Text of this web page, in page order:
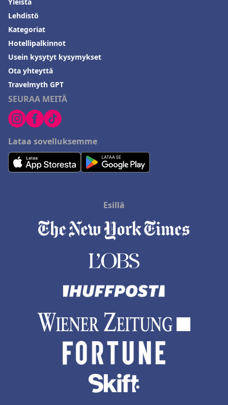
SEURAA MEITÄ
Lataa sovelluksemme
Lehdistö
Kategoriat
Hotellipalkinnot
Usein kysytyt kysymykset
Ota yhteyttä
Travelmyth GPT
Esillä